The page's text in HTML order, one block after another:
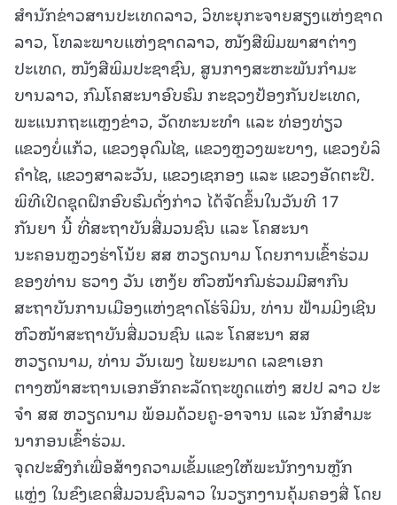
ສໍານັກຂ່າວສານປະເທດລາວ, ວິທະຍຸກະຈາຍສຽງແຫ່ງຊາດ
ລາວ, ໂທລະພາບແຫ່ງຊາດລາວ, ໜັງສືພິມພາສາຕ່າງ
ປະເທດ, ໜັງສືພິມປະຊາຊົນ, ສູນກາງສະຫະພັນກໍາມະ
ບານລາວ, ກົມໂຄສະນາອົບຮົມ ກະຊວງປ້ອງກັນປະເທດ,
ພະແນກຖະແຫຼງຂ່າວ, ວັດທະນະທໍາ ແລະ ທ່ອງທ່ຽວ
ແຂວງບໍ່ແກ້ວ, ແຂວງອຸດົມໄຊ, ແຂວງຫຼວງພະບາງ, ແຂວງບໍລິ
ຄໍາໄຊ, ແຂວງສາລະວັນ, ແຂວງເຊກອງ ແລະ ແຂວງອັດຕະປື.
ພິທີເປີດຊຸດຝຶກອົບຮົມດັ່ງກ່າວ ໄດ້ຈັດຂຶ້ນໃນວັນທີ 17
ກັນຍາ ນີ້ ທີ່ສະຖາບັນສື່ມວນຊົນ ແລະ ໂຄສະນາ
ນະຄອນຫຼວງຮ່າໂນ້ຍ ສສ ຫວຽດນາມ ໂດຍການເຂົ້າຮ່ວມ
ຂອງທ່ານ ຮວາງ ວັນ ເຫງ້ຍ ຫົວໜ້າກົມຮ່ວມມືສາກົນ
ສະຖາບັນການເມືອງແຫ່ງຊາດໂຮ່ຈິມິນ, ທ່ານ ຟ້າມມິງເຊີນ
ຫົວໜ້າສະຖາບັນສື່ມວນຊົນ ແລະ ໂຄສະນາ ສສ
ຫວຽດນາມ, ທ່ານ ວັນເພງ ໄພຍະມາດ ເລຂາເອກ
ຕາງໜ້າສະຖານເອກອັກຄະລັດຖະທູດແຫ່ງ ສປປ ລາວ ປະ
ຈໍາ ສສ ຫວຽດນາມ ພ້ອມດ້ວຍຄູ-ອາຈານ ແລະ ນັກສຳມະ
ນາກອນເຂົ້າຮ່ວມ.
ຈຸດປະສົງກໍເພື່ອສ້າງຄວາມເຂັ້ມແຂງໃຫ້ພະນັກງານຫຼັກ
ແຫຼ່ງ ໃນຂົງເຂດສື່ມວນຊົນລາວ ໃນວຽກງານຄຸ້ມຄອງສື່ ໂດຍ